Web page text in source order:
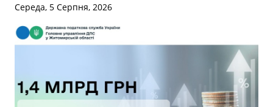
Середа, 5 Серпня, 2026